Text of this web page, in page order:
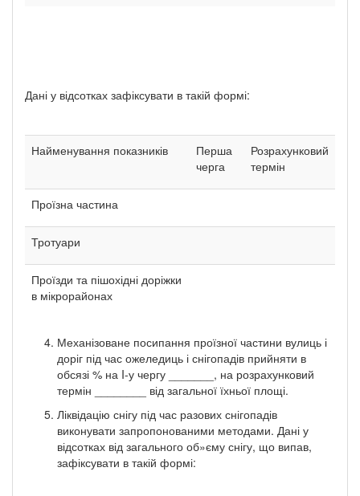
Дані у відсотках зафіксувати в такій формі:
Найменування показників
Перша
черга
Розрахунковий
термін
Проїзна частина
Тротуари
Проїзди та пішохідні доріжки
в мікрорайонах
Механізоване посипання проїзної частини вулиць і
доріг під час ожеледиць і снігопадів прийняти в
обсязі % на I-у чергу _______, на розрахунковий
термін ________ від загальної їхньої площі.
Ліквідацію снігу під час разових снігопадів
виконувати запропонованими методами. Дані у
відсотках від загального об»єму снігу, що випав,
зафіксувати в такій формі: